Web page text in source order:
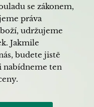
se zákonem,
práva
udržujeme
Jakmile
budete jistě
nabídneme ten